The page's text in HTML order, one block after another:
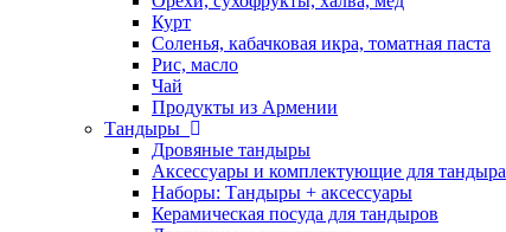
Курт
Соленья, кабачковая икра, томатная паста
Рис, масло
Чай
Продукты из Армении
Тандыры
Дровяные тандыры
Аксессуары и комплектующие для тандыра
Наборы: Тандыры + аксессуары
Керамическая посуда для тандыров